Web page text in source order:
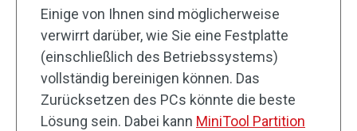
Einige von Ihnen sind möglicherweise
verwirrt darüber, wie Sie eine Festplatte
(einschließlich des Betriebssystems)
vollständig bereinigen können. Das
Zurücksetzen des PCs könnte die beste
Lösung sein. Dabei kann MiniTool Partition